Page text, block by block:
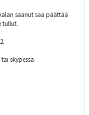
saanut saa päättää
tullut.
skypessä